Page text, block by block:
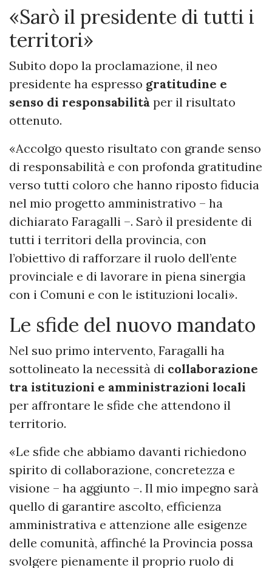
«Sarò il presidente di tutti i
territori»
Subito dopo la proclamazione, il neo
presidente ha espresso gratitudine e
senso di responsabilità per il risultato
ottenuto.
«Accolgo questo risultato con grande senso
di responsabilità e con profonda gratitudine
verso tutti coloro che hanno riposto fiducia
nel mio progetto amministrativo – ha
dichiarato Faragalli –. Sarò il presidente di
tutti i territori della provincia, con
l’obiettivo di rafforzare il ruolo dell’ente
provinciale e di lavorare in piena sinergia
con i Comuni e con le istituzioni locali».
Le sfide del nuovo mandato
Nel suo primo intervento, Faragalli ha
sottolineato la necessità di collaborazione
tra istituzioni e amministrazioni locali
per affrontare le sfide che attendono il
territorio.
«Le sfide che abbiamo davanti richiedono
spirito di collaborazione, concretezza e
visione – ha aggiunto –. Il mio impegno sarà
quello di garantire ascolto, efficienza
amministrativa e attenzione alle esigenze
delle comunità, affinché la Provincia possa
svolgere pienamente il proprio ruolo di